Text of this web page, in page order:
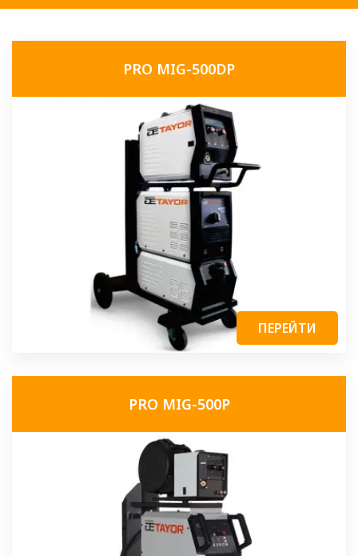
PRO MIG-500DP
ПЕРЕЙТИ
PRO MIG-500P